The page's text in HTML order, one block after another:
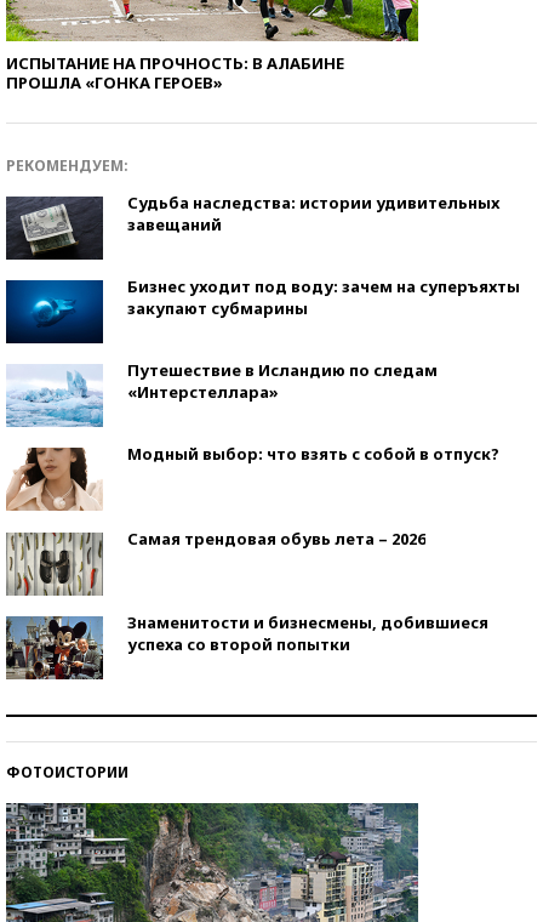
ИСПЫТАНИЕ НА ПРОЧНОСТЬ: В АЛАБИНЕ
ПРОШЛА «ГОНКА ГЕРОЕВ»
РЕКОМЕНДУЕМ:
Судьба наследства: истории удивительных
завещаний
Бизнес уходит под воду: зачем на суперъяхты
закупают субмарины
Путешествие в Исландию по следам
«Интерстеллара»
Модный выбор: что взять с собой в отпуск?
Самая трендовая обувь лета – 2026
Знаменитости и бизнесмены, добившиеся
успеха со второй попытки
ФОТОИСТОРИИ